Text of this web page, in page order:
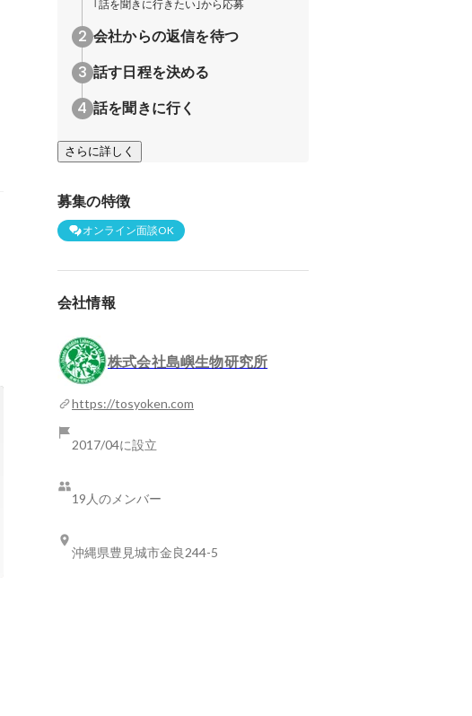
｢話を聞きに行きたい｣から応募
会社からの返信を待つ
話す日程を決める
話を聞きに行く
さらに詳しく
募集の特徴
オンライン面談OK
会社情報
株式会社島嶼生物研究所
https://tosyoken.com
2017/04に設立
19人のメンバー
沖縄県豊見城市金良244-5